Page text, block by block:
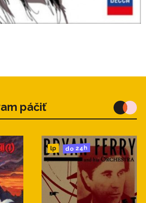
páčiť
lp do 24h